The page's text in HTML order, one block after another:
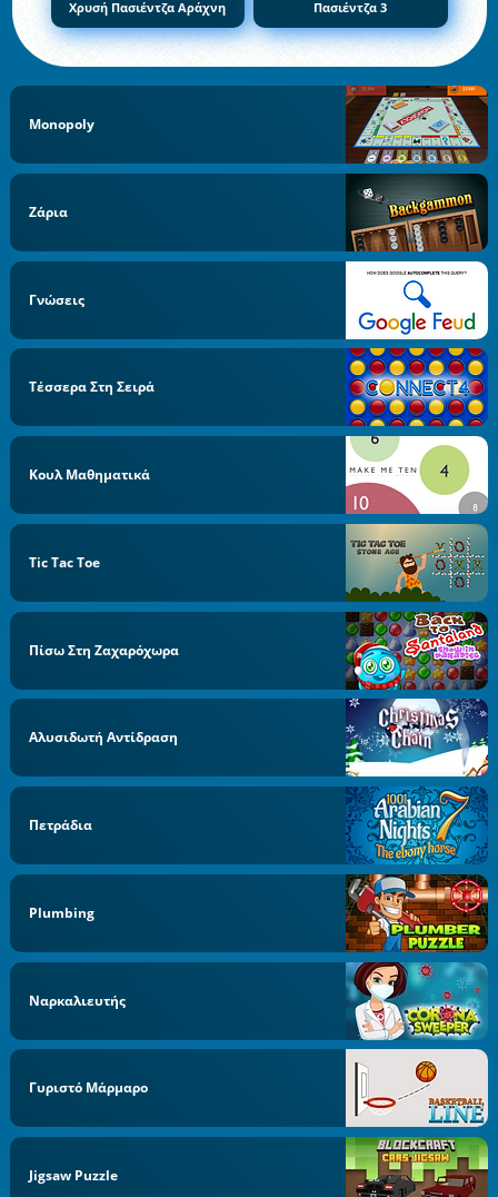
Χρυσή Πασιέντζα Αράχνη Πασιέντζα 3
Monopoly
Ζάρια
Γνώσεις
Τέσσερα Στη Σειρά
Κουλ Μαθηματικά
Tic Tac Toe
Πίσω Στη Ζαχαρόχωρα
Αλυσιδωτή Αντίδραση
Πετράδια
Plumbing
Ναρκαλιευτής
Γυριστό Μάρμαρο
Jigsaw Puzzle